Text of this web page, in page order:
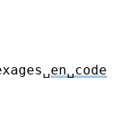
en␣code